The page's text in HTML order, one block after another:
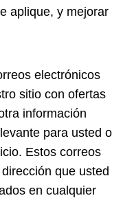
aplique, y mejorar
electrónicos
sitio con ofertas
información
para usted o
Estos correos
que usted
en cualquier